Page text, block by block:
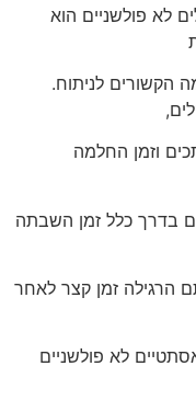
לא פולשניים הוא
הקשורים לניתוח.
וזמן החלמה
בדרך כלל זמן השבתה
הרגילה זמן קצר לאחר
לא פולשניים